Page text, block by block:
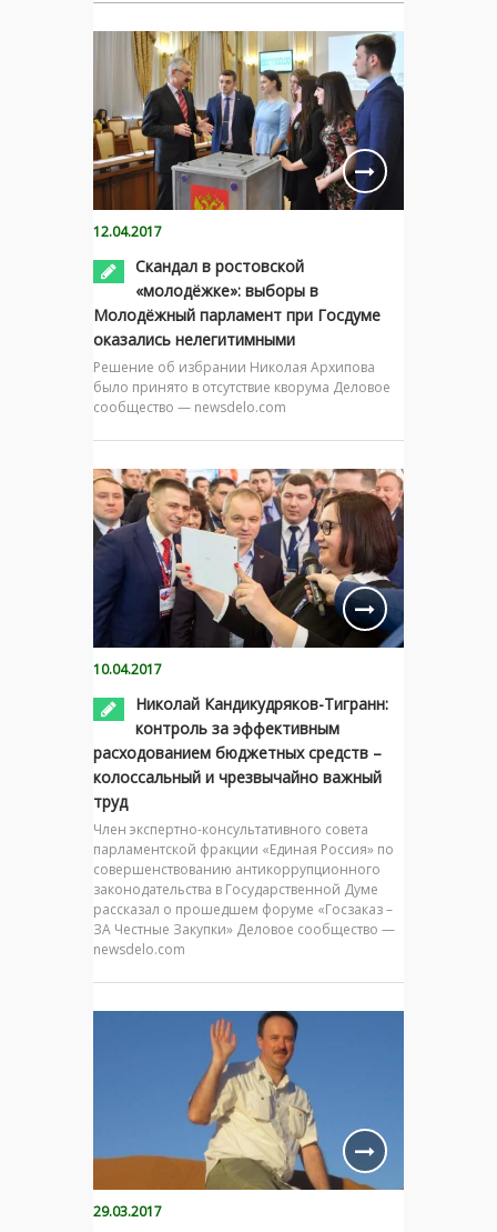
12.04.2017
Скандал в ростовской
«молодёжке»: выборы в
Молодёжный парламент при Госдуме
оказались нелегитимными
Решение об избрании Николая Архипова
было принято в отсутствие кворума Деловое
сообщество — newsdelo.com
10.04.2017
Николай Кандикудряков-Тигранн:
контроль за эффективным
расходованием бюджетных средств –
колоссальный и чрезвычайно важный
труд
Член экспертно-консультативного совета
парламентской фракции «Единая Россия» по
совершенствованию антикоррупционного
законодательства в Государственной Думе
рассказал о прошедшем форуме «Госзаказ –
ЗА Честные Закупки» Деловое сообщество —
newsdelo.com
29.03.2017